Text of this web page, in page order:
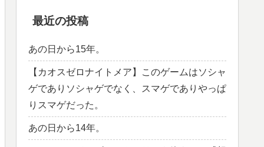
最近の投稿
あの日から15年。
【カオスゼロナイトメア】このゲームはソシャ
ゲでありソシャゲでなく、スマゲでありやっぱ
りスマゲだった。
あの日から14年。